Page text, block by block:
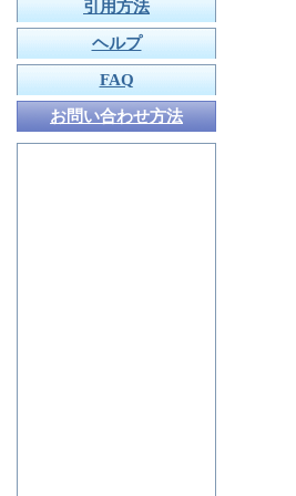
引用方法
ヘルプ
FAQ
お問い合わせ方法